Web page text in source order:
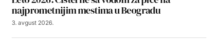
najprometnijim mestima u Beogradu
3. avgust 2026.